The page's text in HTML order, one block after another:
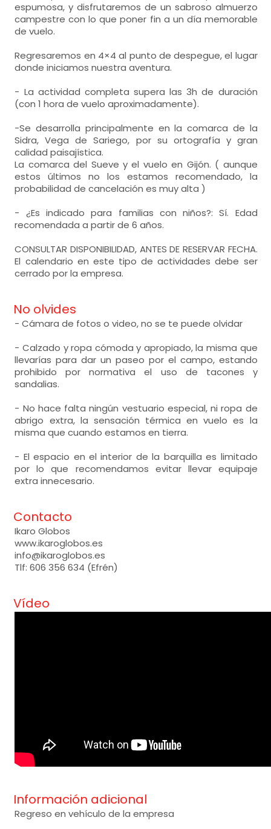
espumosa, y disfrutaremos de un sabroso almuerzo
campestre con lo que poner fin a un día memorable
de vuelo.
Regresaremos en 4×4 al punto de despegue, el lugar
donde iniciamos nuestra aventura.
- La actividad completa supera las 3h de duración
(con 1 hora de vuelo aproximadamente).
-Se desarrolla principalmente en la comarca de la
Sidra, Vega de Sariego, por su ortografía y gran
calidad paisajística.
La comarca del Sueve y el vuelo en Gijón. ( aunque
estos últimos no los estamos recomendado, la
probabilidad de cancelación es muy alta )
- ¿Es indicado para familias con niños?: Sí. Edad
recomendada a partir de 6 años.
CONSULTAR DISPONIBILIDAD, ANTES DE RESERVAR FECHA.
El calendario en este tipo de actividades debe ser
cerrado por la empresa.
No olvides
- Cámara de fotos o video, no se te puede olvidar
- Calzado y ropa cómoda y apropiado, la misma que
llevarías para dar un paseo por el campo, estando
prohibido por normativa el uso de tacones y
sandalias.
- No hace falta ningún vestuario especial, ni ropa de
abrigo extra, la sensación térmica en vuelo es la
misma que cuando estamos en tierra.
- El espacio en el interior de la barquilla es limitado
por lo que recomendamos evitar llevar equipaje
extra innecesario.
Contacto
Ikaro Globos
www.ikaroglobos.es
info@ikaroglobos.es
Tlf: 606 356 634 (Efrén)
Vídeo
Información adicional
Regreso en vehículo de la empresa